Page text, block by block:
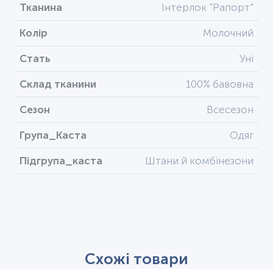
Тканина Інтерлок "Рапорт"
Колір Молочний
Стать Уні
Склад тканини 100% бавовна
Сезон Всесезон
Група_Каста Одяг
Підгрупа_каста Штани й комбінезони
Схожі товари